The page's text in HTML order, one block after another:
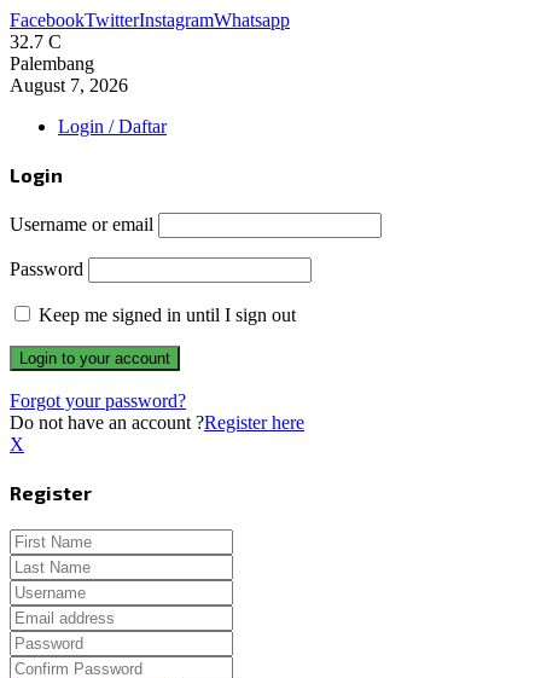
FacebookTwitterInstagramWhatsapp
32.7 C
Palembang
August 7, 2026
Login / Daftar
Login
Username or email
Password
Keep me signed in until I sign out
Forgot your password?
Do not have an account ?Register here
X
Register